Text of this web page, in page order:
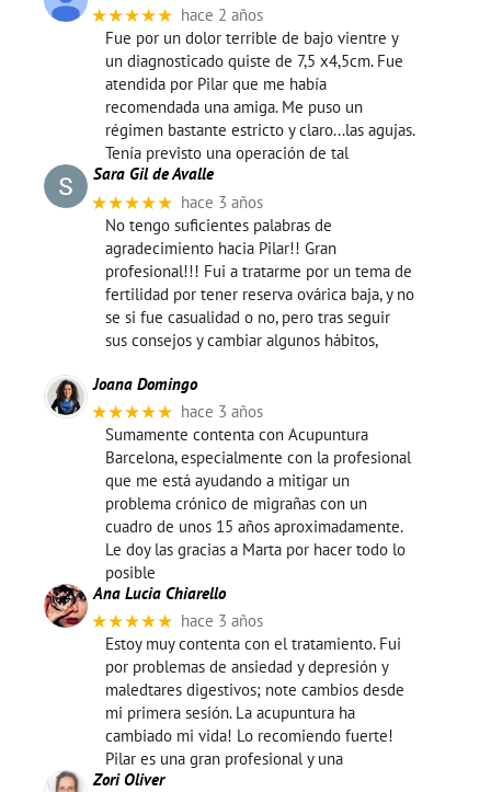
★★★★★ hace 2 años
Fue por un dolor terrible de bajo vientre y
un diagnosticado quiste de 7,5 x4,5cm. Fue
atendida por Pilar que me había
recomendada una amiga. Me puso un
régimen bastante estricto y claro...las agujas.
Tenía previsto una operación de tal
Sara Gil de Avalle
★★★★★ hace 3 años
No tengo suficientes palabras de
agradecimiento hacia Pilar!! Gran
profesional!!! Fui a tratarme por un tema de
fertilidad por tener reserva ovárica baja, y no
se si fue casualidad o no, pero tras seguir
sus consejos y cambiar algunos hábitos,
Joana Domingo
★★★★★ hace 3 años
Sumamente contenta con Acupuntura
Barcelona, especialmente con la profesional
que me está ayudando a mitigar un
problema crónico de migrañas con un
cuadro de unos 15 años aproximadamente.
Le doy las gracias a Marta por hacer todo lo
posible
Ana Lucia Chiarello
★★★★★ hace 3 años
Estoy muy contenta con el tratamiento. Fui
por problemas de ansiedad y depresión y
maledtares digestivos; note cambios desde
mi primera sesión. La acupuntura ha
cambiado mi vida! Lo recomiendo fuerte!
Pilar es una gran profesional y una
Zori Oliver